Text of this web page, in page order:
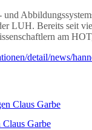
LUH. Bereits seit
am
detail/news/
Claus Garbe